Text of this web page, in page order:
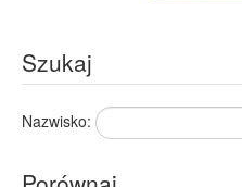
Szukaj
Nazwisko: